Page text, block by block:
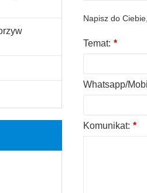
Napisz do
Temat: *
Whatsapp/
Komunikat: *